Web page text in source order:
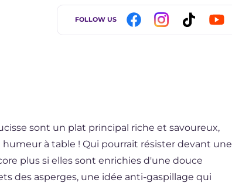
FOLLOW US
sont un plat principal riche et savoureux,
à table ! Qui pourrait résister devant une
plus si elles sont enrichies d'une douce
des asperges, une idée anti-gaspillage qui